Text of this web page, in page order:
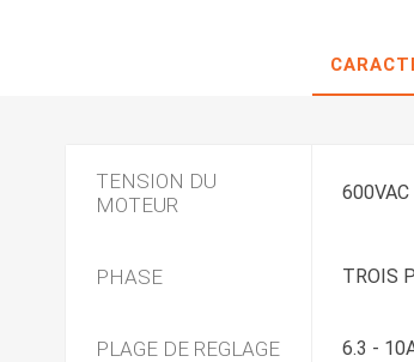
TENSION DU
MOTEUR
600VAC
PHASE TROIS
PLAGE DE REGLAGE 6.3 -